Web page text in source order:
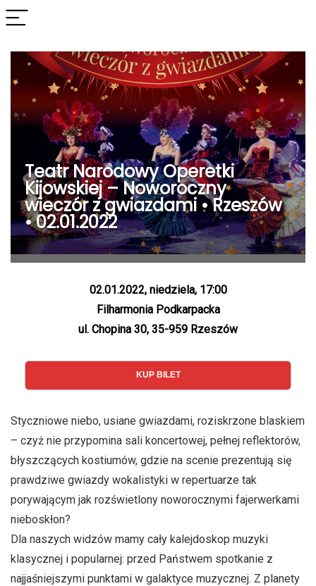
Teatr Narodowy Operetki
Kijowskiej – Noworoczny
wieczór z gwiazdami • Rzeszów
• 02.01.2022
02.01.2022, niedziela, 17:00
Filharmonia Podkarpacka
ul. Chopina 30, 35-959 Rzeszów
KUP BILET
Styczniowe niebo, usiane gwiazdami, roziskrzone blaskiem
– czyż nie przypomina sali koncertowej, pełnej reflektorów,
błyszczących kostiumów, gdzie na scenie prezentują się
prawdziwe gwiazdy wokalistyki w repertuarze tak
porywającym jak rozświetlony noworocznymi fajerwerkami
nieboskłon?
Dla naszych widzów mamy cały kalejdoskop muzyki
klasycznej i popularnej: przed Państwem spotkanie z
najjaśniejszymi punktami w galaktyce muzycznej. Z planety